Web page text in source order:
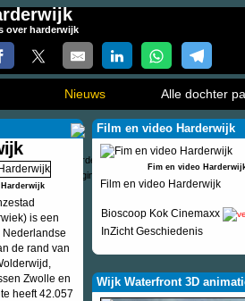
over harderwijk
Nieuws Alle dochter
is een
de rand van
Zwolle en
heeft 42.057
Film en video Harderwijk
Fim en video
Film en video Harderwijk
Bioscoop Kok Cinemaxx
InZicht Geschiedenis
Wijk Waterfront 3D